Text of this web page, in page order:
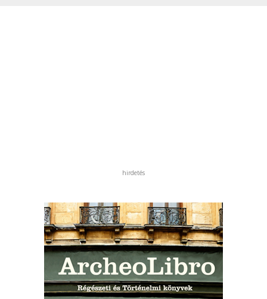
hirdetés